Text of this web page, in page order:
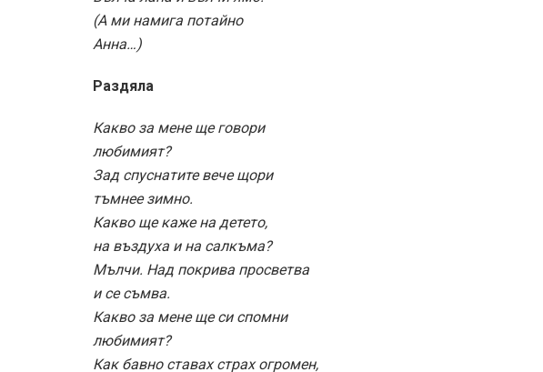
(А ми намига потайно
Анна…)
Раздяла
Какво за мене ще говори
любимият?
Зад спуснатите вече щори
тъмнее зимно.
Какво ще каже на детето,
на въздуха и на салкъма?
Мълчи. Над покрива просветва
и се съмва.
Какво за мене ще си спомни
любимият?
Как бавно ставах страх огромен,